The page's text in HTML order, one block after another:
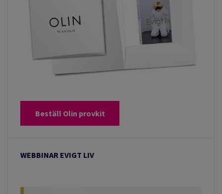
Beställ Olin provkit
WEBBINAR EVIGT LIV